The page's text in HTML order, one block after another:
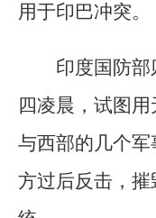
用于印巴冲突。
印度国防
四凌晨，试图
与西部的几个
方过后反击，